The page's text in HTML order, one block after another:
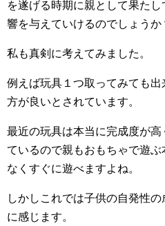
を遂げる時期に親として果た
響を与えていけるのでしょうか
私も真剣に考えてみました。
例えば玩具１つ取ってみても
方が良いとされています。
最近の玩具は本当に完成度が
ているので親もおもちゃで遊
なくすぐに遊べますよね。
しかしこれでは子供の自発性
に感じます。